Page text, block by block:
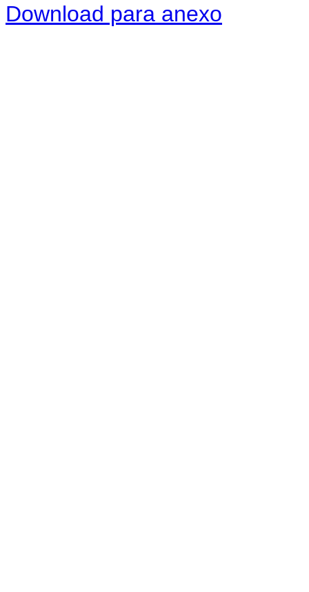
Download para anexo